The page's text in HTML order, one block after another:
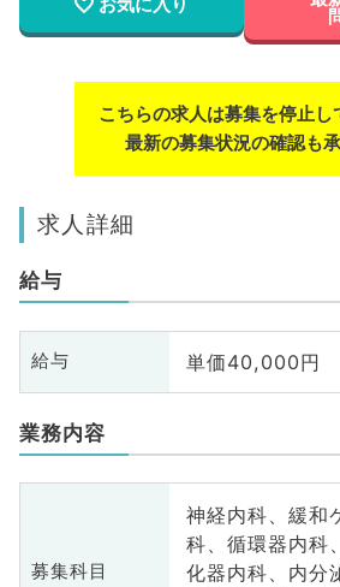
こちらの求人は募集を停止し
最新の募集状況の確認も承
求人詳細
給与
給与 単価40,000円
業務内容
募集科目
神経内科、緩和
科、循環器内科
化器内科、内分